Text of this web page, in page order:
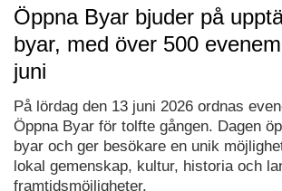
Öppna Byar bjuder på
byar, med över 500
juni
På lördag den 13 juni 2026 ordnas
Öppna Byar för tolfte gången. Dagen
byar och ger besökare en unik
lokal gemenskap, kultur, historia och
framtidsmöjligheter.